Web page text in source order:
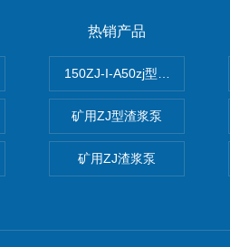
热销产品
150ZJ-I-A50zj型渣浆泵
矿用ZJ型渣浆泵
矿用ZJ渣浆泵